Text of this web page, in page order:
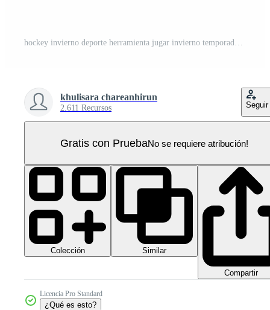
hockey invierno deporte herramienta jugar invierno temporada actividad nieve frío PNG Pro
khulisara chareanhirun
2.611 Recursos Seguir
Gratis con PruebaNo se requiere atribución!
Colección Similar
Compartir
Licencia Pro Standard
¿Qué es esto?